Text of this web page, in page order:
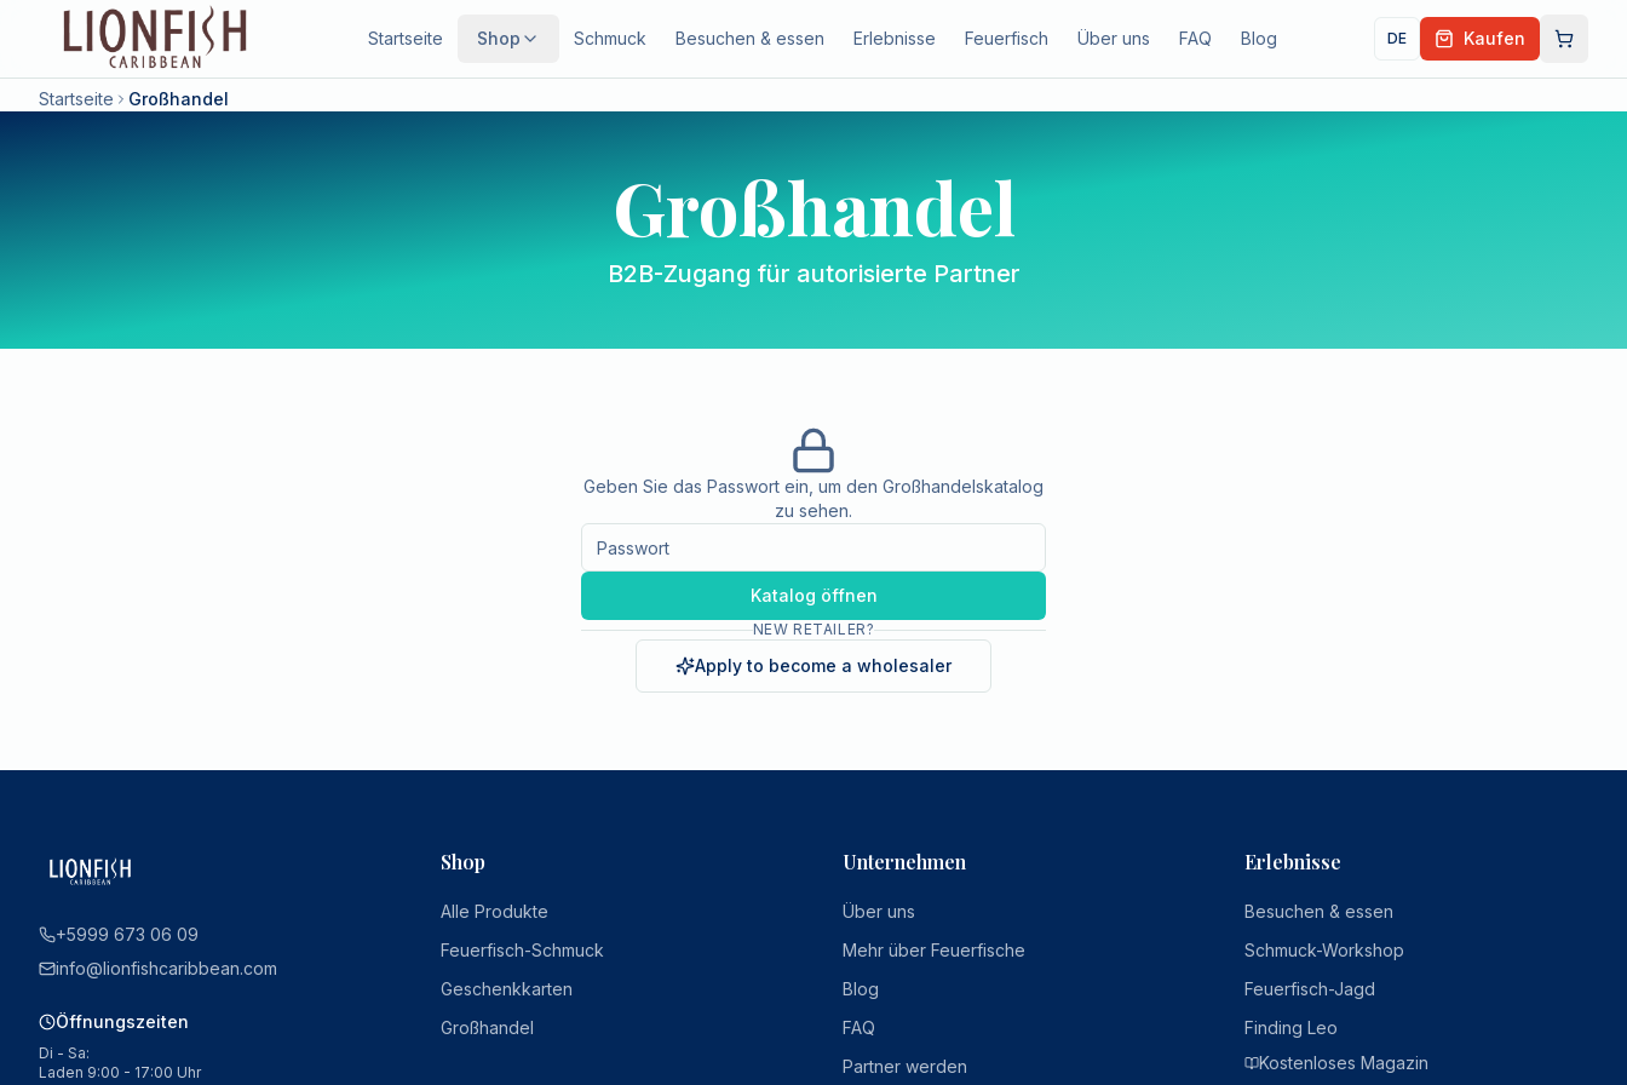
Startseite Shop Schmuck Besuchen & essen Erlebnisse Feuerfisch Über uns FAQ Blog DE Kaufen
Startseite Großhandel
Großhandel
B2B-Zugang für autorisierte Partner
Geben Sie das Passwort ein, um den Großhandelskatalog
zu sehen.
Katalog öffnen
NEW RETAILER?
Apply to become a wholesaler
+5999 673 06 09
info@lionfishcaribbean.com
Öffnungszeiten
Di - Sa:
Laden 9:00 - 17:00 Uhr
Shop
Alle Produkte
Feuerfisch-Schmuck
Geschenkkarten
Großhandel
Unternehmen
Über uns
Mehr über Feuerfische
Blog
FAQ
Partner werden
Erlebnisse
Besuchen & essen
Schmuck-Workshop
Feuerfisch-Jagd
Finding Leo
Kostenloses Magazin